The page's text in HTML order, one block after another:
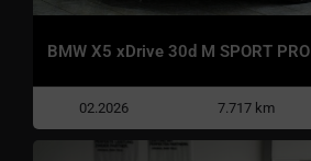
BMW X5 xDrive 30d M SPORT PRO
02.2026 7.717 km